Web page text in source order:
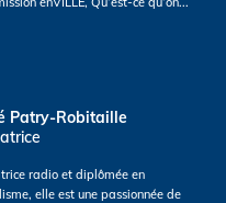
Patry-Robitaille
radio et diplômée en
elle est une passionnée de